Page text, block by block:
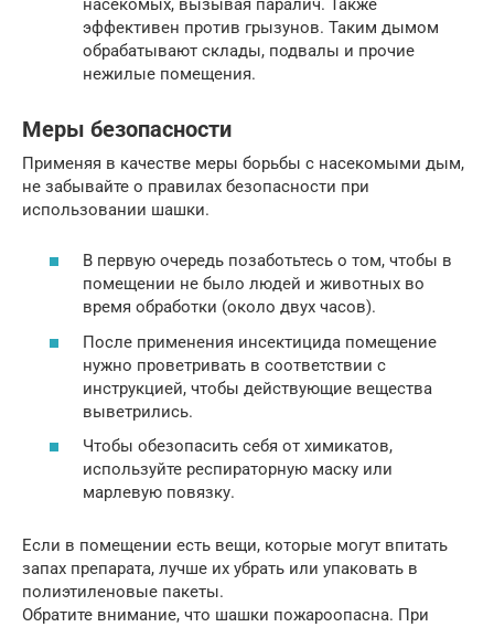
насекомых, вызывая паралич. Также
эффективен против грызунов. Таким дымом
обрабатывают склады, подвалы и прочие
нежилые помещения.
Меры безопасности
Применяя в качестве меры борьбы с насекомыми дым,
не забывайте о правилах безопасности при
использовании шашки.
В первую очередь позаботьтесь о том, чтобы в
помещении не было людей и животных во
время обработки (около двух часов).
После применения инсектицида помещение
нужно проветривать в соответствии с
инструкцией, чтобы действующие вещества
выветрились.
Чтобы обезопасить себя от химикатов,
используйте респираторную маску или
марлевую повязку.
Если в помещении есть вещи, которые могут впитать
запах препарата, лучше их убрать или упаковать в
полиэтиленовые пакеты.
Обратите внимание, что шашки пожароопасна. При